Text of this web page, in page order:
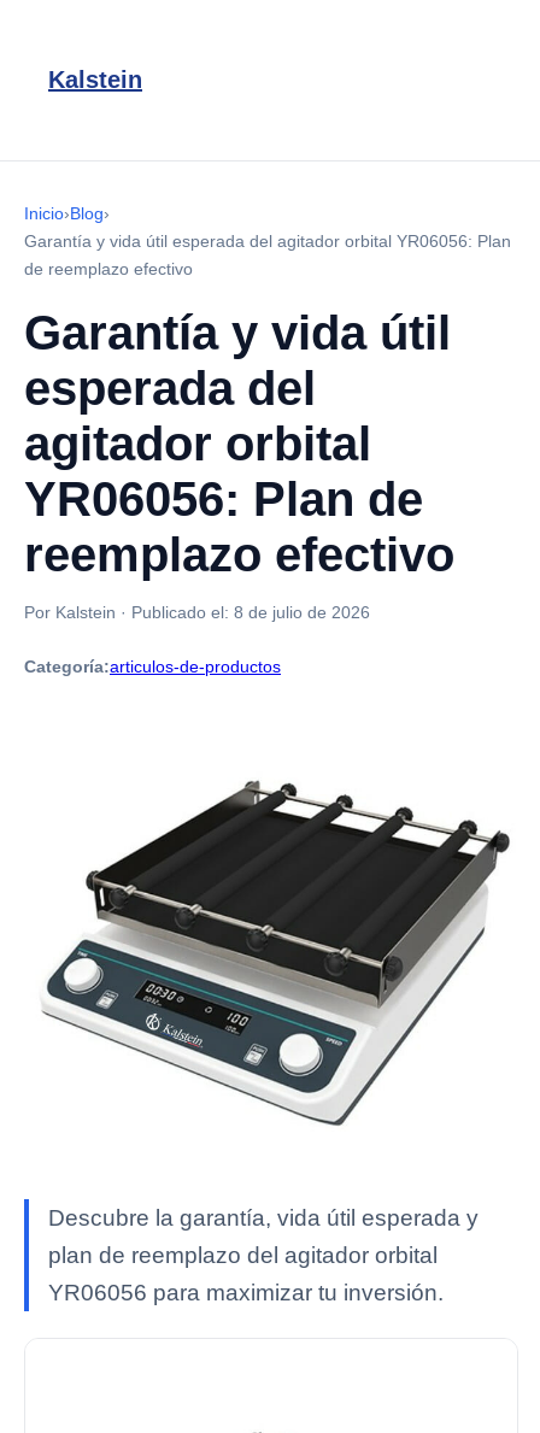
Kalstein
Inicio›Blog›
Garantía y vida útil esperada del agitador orbital YR06056: Plan
de reemplazo efectivo
Garantía y vida útil
esperada del
agitador orbital
YR06056: Plan de
reemplazo efectivo
Por Kalstein · Publicado el: 8 de julio de 2026
Categoría:articulos-de-productos
Descubre la garantía, vida útil esperada y
plan de reemplazo del agitador orbital
YR06056 para maximizar tu inversión.